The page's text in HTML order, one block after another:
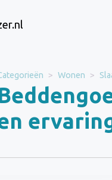
Wonen
Beddengoeddirect.nl
Categorie
Wonen